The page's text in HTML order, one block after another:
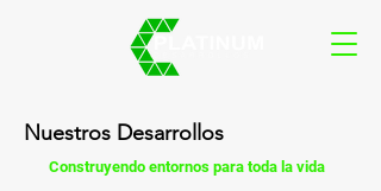
Nuestros Desarrollos
Construyendo entornos para toda la vida